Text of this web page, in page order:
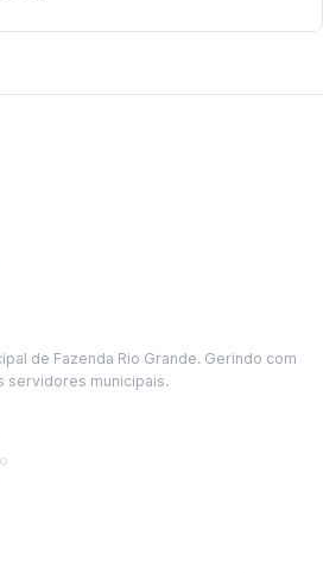
de Fazenda Rio Grande. Gerindo com
servidores municipais.